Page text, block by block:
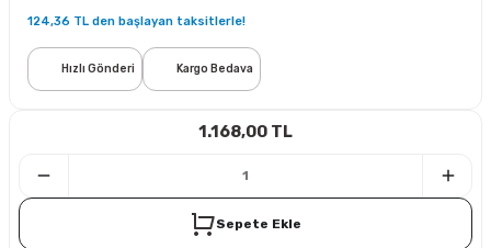
124,36 TL den başlayan taksitlerle!
Hızlı Gönderi Kargo Bedava
1.168,00 TL
Sepete Ekle